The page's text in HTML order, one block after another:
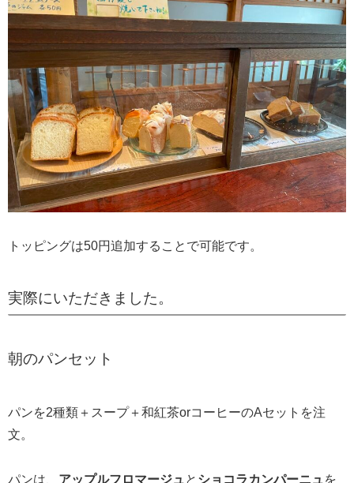
トッピングは50円追加することで可能です。
実際にいただきました。
朝のパンセット
パンを2種類＋スープ＋和紅茶orコーヒーのAセットを注
文。
パンは、 アップルフロマージュと ショコラカンパーニュを